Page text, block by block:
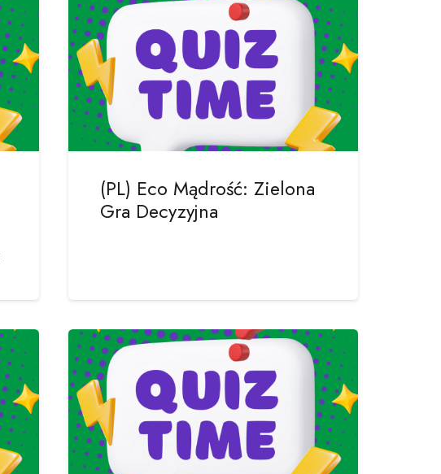
(PL) Eco Mądrość: Zielona
Gra Decyzyjna